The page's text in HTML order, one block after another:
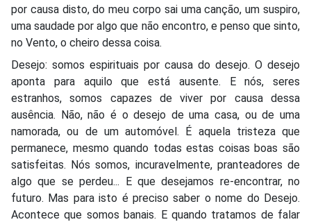
por causa disto, do meu corpo sai uma canção, um suspiro,
uma saudade por algo que não encontro, e penso que sinto,
no Vento, o cheiro dessa coisa.
Desejo: somos espirituais por causa do desejo. O desejo
aponta para aquilo que está ausente. E nós, seres
estranhos, somos capazes de viver por causa dessa
ausência. Não, não é o desejo de uma casa, ou de uma
namorada, ou de um automóvel. É aquela tristeza que
permanece, mesmo quando todas estas coisas boas são
satisfeitas. Nós somos, incuravelmente, pranteadores de
algo que se perdeu... E que desejamos re-encontrar, no
futuro. Mas para isto é preciso saber o nome do Desejo.
Acontece que somos banais. E quando tratamos de falar